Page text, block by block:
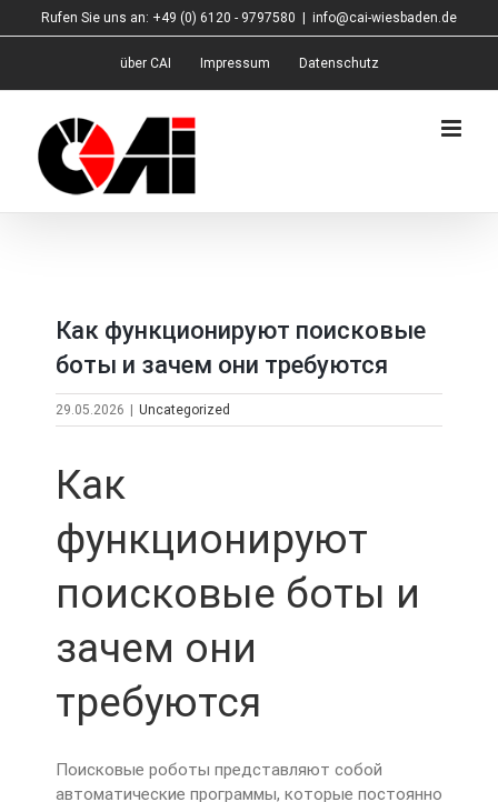
Inhalt
Rufen Sie uns an: +49 (0) 6120 - 9797580 info@cai-wiesbaden.de
über CAI Impressum Datenschutz
Как функционируют поисковые
боты и зачем они требуются
29.05.2026 Uncategorized
Как
функционируют
поисковые боты и
зачем они
требуются
Поисковые роботы представляют собой
автоматические программы, которые постоянно